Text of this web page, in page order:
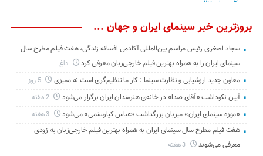
بروزترین خبر سینمای ایران و جهان ...
سجاد اصغری رئیس مراسم بین‌المللی آکادمی افسانه زندگی، هفت فیلم مطرح سال
سینمای ایران را به همراه بهترین فیلم خارجی‌زبان معرفی کرد
داغ
معاون جدید ارزشیابی و نظارت سینما : کار ما تنظیم‌گری است نه ممیزی 5 روز
آیین نکوداشت «آقای صدا» در خانه‌ی هنرمندان ایران برگزار می‌شود 2 هفته
«موزه سینمای ایران» میزبان بزرگداشت «عباس کیارستمی» می‌شود 3 هفته
هفت فیلم مطرح سال سینمای ایران به همراه بهترین فیلم خارجی‌زبان به زودی
معرفی می‌شوند
3 هفته